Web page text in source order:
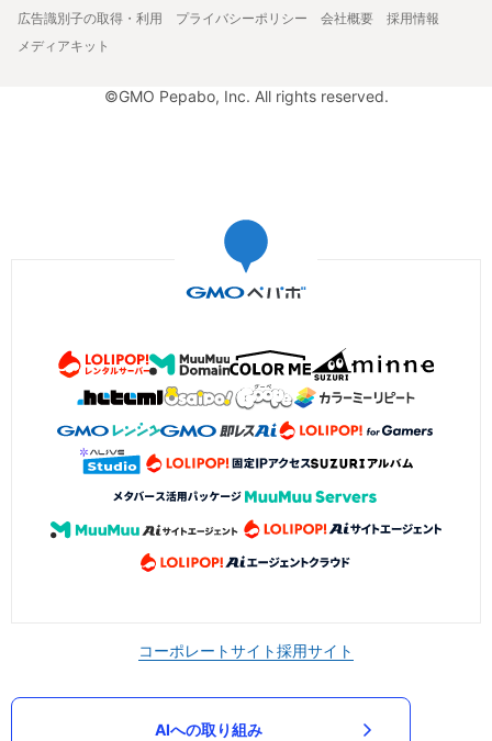
広告識別子の取得・利用
プライバシーポリシー 会社概要
採用情報
メディアキット
©GMO Pepabo, Inc. All rights reserved.
コーポレートサイト採用サイト
AIへの取り組み